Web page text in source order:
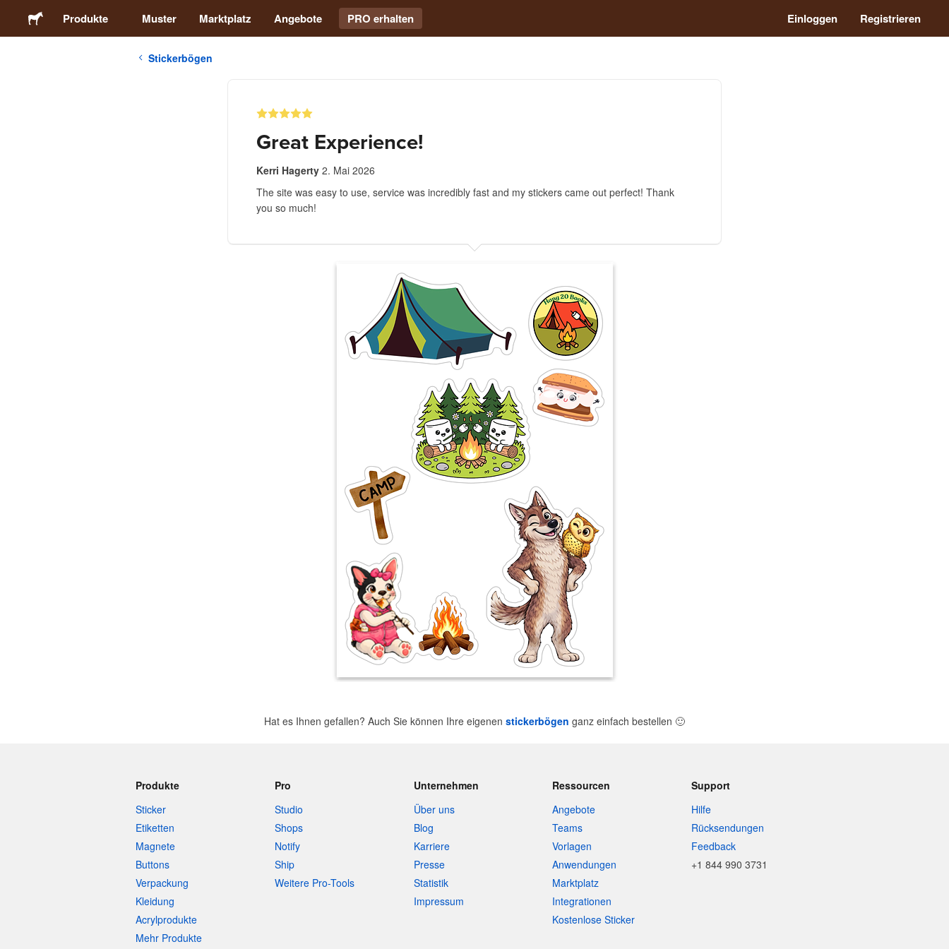
Produkte Muster Marktplatz Angebote PRO erhalten Einloggen Registrieren
Stickerbögen
Great Experience!
Kerri Hagerty 2. Mai 2026
The site was easy to use, service was incredibly fast and my stickers came out perfect! Thank
you so much!
Hat es Ihnen gefallen? Auch Sie können Ihre eigenen stickerbögen ganz einfach bestellen 🙂
Produkte
Sticker
Etiketten
Magnete
Buttons
Verpackung
Kleidung
Acrylprodukte
Mehr Produkte
Pro
Studio
Shops
Notify
Ship
Weitere Pro-Tools
Unternehmen
Über uns
Blog
Karriere
Presse
Statistik
Impressum
Ressourcen
Angebote
Teams
Vorlagen
Anwendungen
Marktplatz
Integrationen
Kostenlose Sticker
Support
Hilfe
Rücksendungen
Feedback
+1 844 990 3731